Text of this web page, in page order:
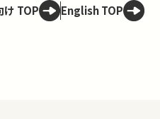
け TOP English TOP